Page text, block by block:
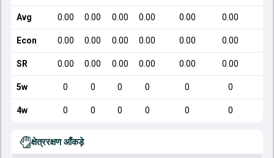
Avg 0.00 0.00 0.00 0.00 0.00 0.00
Econ 0.00 0.00 0.00 0.00 0.00 0.00
SR 0.00 0.00 0.00 0.00 0.00 0.00
5w 0 0 0 0 0 0
4w 0 0 0 0 0 0
क्षेत्ररक्षण आँकड़े